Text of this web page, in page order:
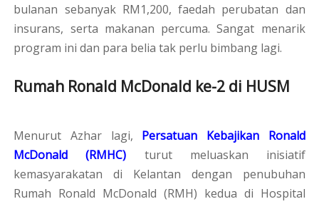
bulanan sebanyak RM1,200, faedah perubatan dan
insurans, serta makanan percuma. Sangat menarik
program ini dan para belia tak perlu bimbang lagi.
Rumah Ronald McDonald ke-2 di HUSM
Menurut Azhar lagi, Persatuan Kebajikan Ronald
McDonald (RMHC) turut meluaskan inisiatif
kemasyarakatan di Kelantan dengan penubuhan
Rumah Ronald McDonald (RMH) kedua di Hospital